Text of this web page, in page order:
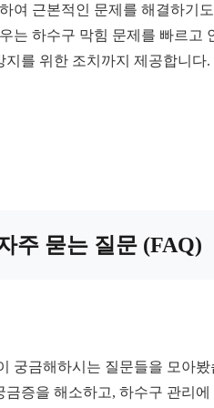
여 근본적인 문제를 해결하기
는 하수구 막힘 문제를 빠르고
를 위한 조치까지 제공합니다.
주 묻는 질문 (FAQ)
궁금해하시는 질문들을 모아봤
증을 해소하고, 하수구 관리에